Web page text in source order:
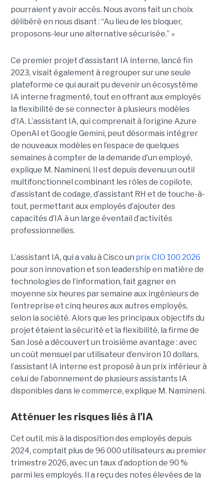
pourraient y avoir accès. Nous avons fait un choix
délibéré en nous disant : “Au lieu de les bloquer,
proposons-leur une alternative sécurisée.” »
Ce premier projet d’assistant IA interne, lancé fin
2023, visait également à regrouper sur une seule
plateforme ce qui aurait pu devenir un écosystème
IA interne fragmenté, tout en offrant aux employés
la flexibilité de se connecter à plusieurs modèles
d’IA. L’assistant IA, qui comprenait à l’origine Azure
OpenAI et Google Gemini, peut désormais intégrer
de nouveaux modèles en l’espace de quelques
semaines à compter de la demande d’un employé,
explique M. Namineni. Il est depuis devenu un outil
multifonctionnel combinant les rôles de copilote,
d’assistant de codage, d’assistant RH et de touche-à-
tout, permettant aux employés d’ajouter des
capacités d’IA à un large éventail d’activités
professionnelles.
L’assistant IA, qui a valu à Cisco un prix CIO 100 2026
pour son innovation et son leadership en matière de
technologies de l’information, fait gagner en
moyenne six heures par semaine aux ingénieurs de
l’entreprise et cinq heures aux autres employés,
selon la société. Alors que les principaux objectifs du
projet étaient la sécurité et la flexibilité, la firme de
San José a découvert un troisième avantage : avec
un coût mensuel par utilisateur d’environ 10 dollars,
l’assistant IA interne est proposé à un prix inférieur à
celui de l’abonnement de plusieurs assistants IA
disponibles dans le commerce, explique M. Namineni.
Atténuer les risques liés à l’IA
Cet outil, mis à la disposition des employés depuis
2024, comptait plus de 96 000 utilisateurs au premier
trimestre 2026, avec un taux d’adoption de 90 %
parmi les employés. Il a reçu des notes élevées de la